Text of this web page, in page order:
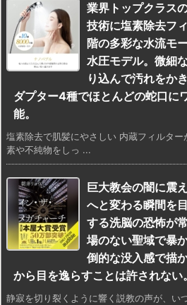
業界トップクラス
技術に塩素除去フ
階の多彩な水流モ
水圧モデル。微細
り込んで汚れをか
ダプター4種でほとんどの蛇口に
能。
塩素除去で肌髪にやさしい 内蔵フィルタ
素や不純物をしっ ...
巨大教会の闇に震
へと変わる瞬間を
する洗脳の恐怖が
場のない聖域で暴
倒的な没入感で描
から目を逸らすことは許されない。
静寂を切り裂くように響く説教の声が、い